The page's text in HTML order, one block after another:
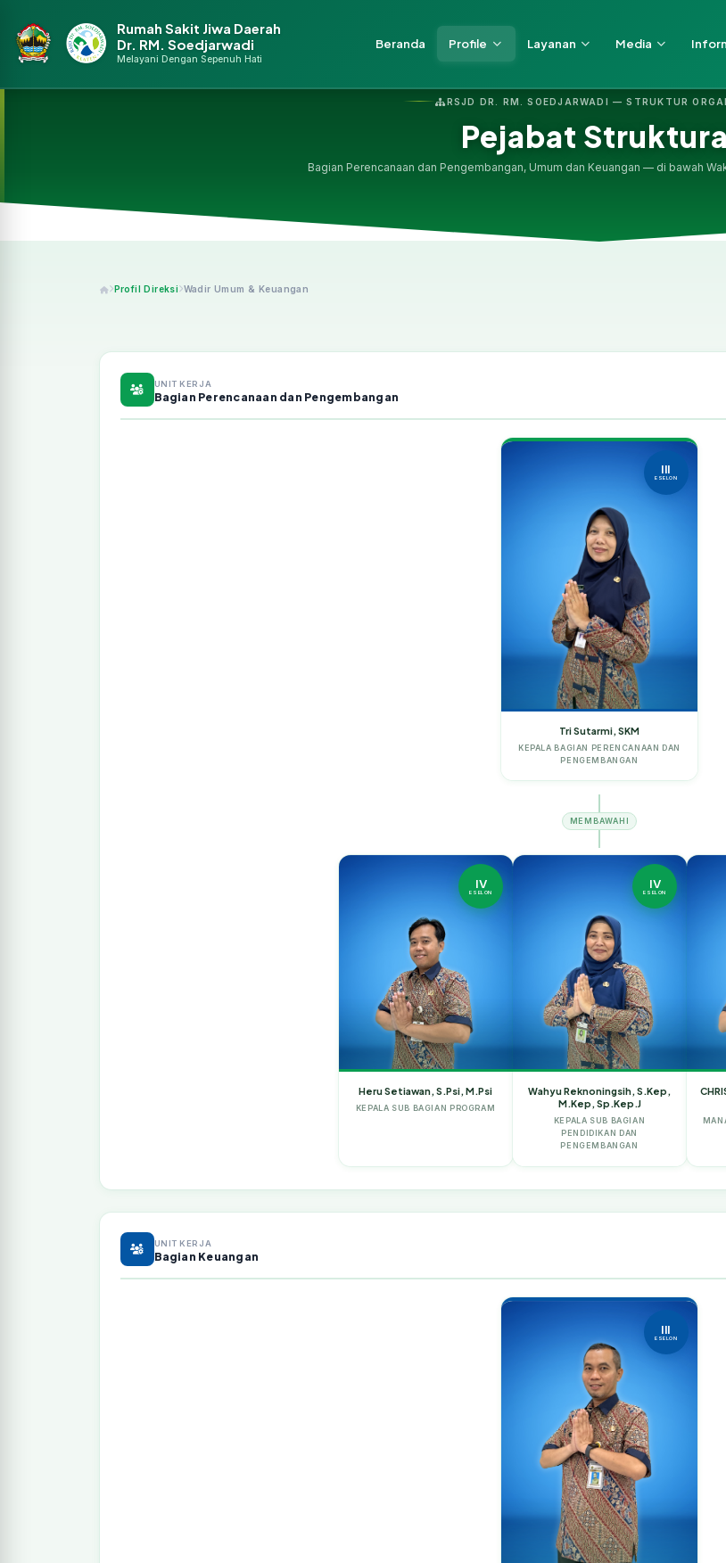
GAWAT DARURAT 24 JAM: Hubungi segera 0293-363601
Rumah Sakit Jiwa Daerah
Dr. RM. Soedjarwadi
Melayani Dengan Sepenuh Hati
Beranda Profile Layanan Media
RSJD DR. RM. SOEDJARWADI — STRUKTUR
Pejabat
Bagian Perencanaan dan Pengembangan, Umum dan Keuangan — di bawah
Profil Direksi Wadir Umum & Keuangan
UNIT KERJA
Bagian Perencanaan dan Pengembangan
III
ESELON
Tri Sutarmi, SKM
KEPALA BAGIAN PERENCANAAN DAN
PENGEMBANGAN
MEMBAWAHI
IV
ESELON
Heru Setiawan, S.Psi, M.Psi
KEPALA SUB BAGIAN PROGRAM
IV
ESELON
Wahyu Reknoningsih, S.Kep,
M.Kep, Sp.Kep.J
KEPALA SUB BAGIAN
PENDIDIKAN DAN
PENGEMBANGAN
UNIT KERJA
Bagian Keuangan
III
ESELON